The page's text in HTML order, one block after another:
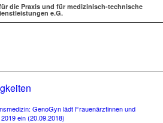
die Praxis und für medizinisch-technische
e.G.
GenoGyn lädt Frauenärztinnen und
ein (20.09.2018)